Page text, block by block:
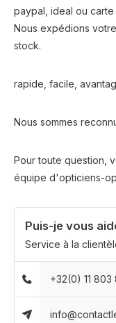
paypal, ideal ou
Nous expédions
stock.
rapide, facile,
Nous sommes
Pour toute question,
équipe d'opticiens-
Puis-je vous
Service à la
+32(0) 11 803